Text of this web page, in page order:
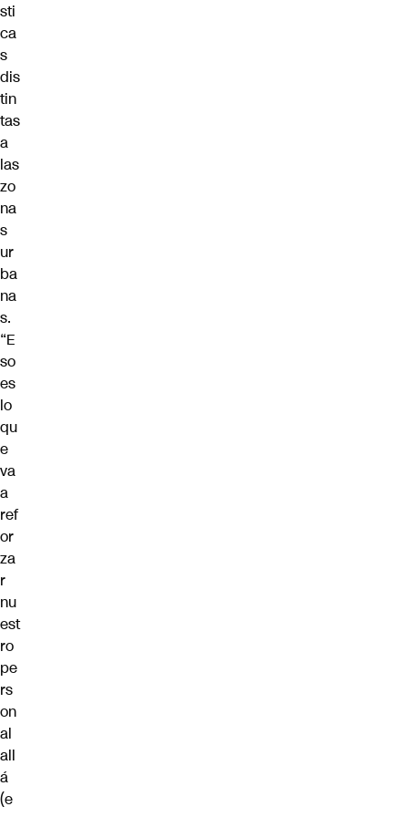
sti
ca
s
dis
tin
tas
a
las
zo
na
s
ur
ba
na
s.
“E
so
es
lo
qu
e
va
a
ref
or
za
r
nu
est
ro
pe
rs
on
al
all
á
(e